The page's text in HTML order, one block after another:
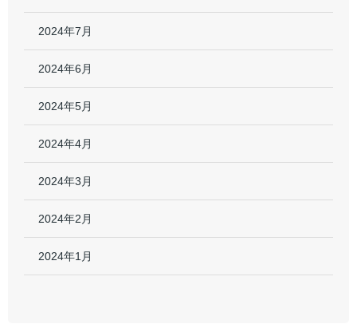
2024年7月
2024年6月
2024年5月
2024年4月
2024年3月
2024年2月
2024年1月